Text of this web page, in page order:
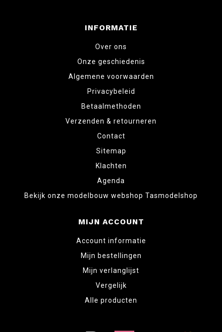
INFORMATIE
Over ons
Onze geschiedenis
Algemene voorwaarden
Privacybeleid
Betaalmethoden
Verzenden & retourneren
Contact
Sitemap
Klachten
Agenda
Bekijk onze modelbouw webshop Tasmodelshop
MIJN ACCOUNT
Account informatie
Mijn bestellingen
Mijn verlanglijst
Vergelijk
Alle producten